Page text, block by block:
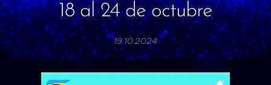
18 al 24 de octubre
19.10.2024